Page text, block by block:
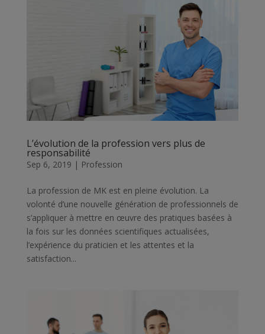
L’évolution de la profession vers plus de
responsabilité
Sep 6, 2019 | Profession
La profession de MK est en pleine évolution. La
volonté d’une nouvelle génération de professionnels de
s’appliquer à mettre en œuvre des pratiques basées à
la fois sur les données scientifiques actualisées,
l’expérience du praticien et les attentes et la
satisfaction...